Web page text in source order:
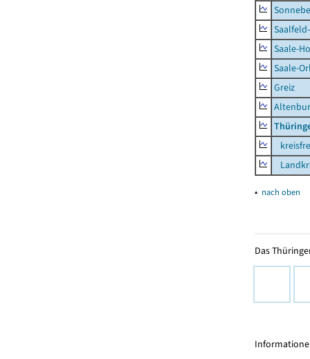
Saale-
Saale-
Greiz
▴ nach oben
Das